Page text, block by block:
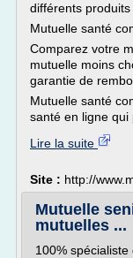
différents
Mutuelle santé
Comparez votre
mutuelle moins
garantie de
Mutuelle santé
santé en ligne qui
Lire la suite
Site : http://
Mutuelle
mutuelles ...
100%